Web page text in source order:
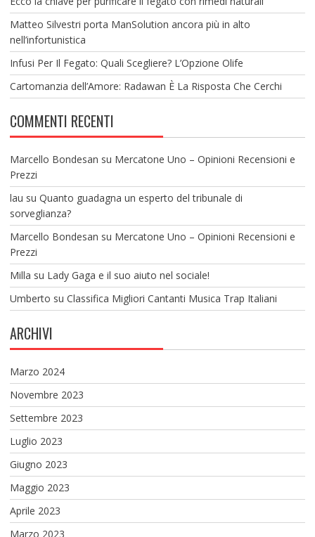
Matteo Silvestri porta ManSolution ancora più in alto
nell’infortunistica
Infusi Per Il Fegato: Quali Scegliere? L’Opzione Olife
Cartomanzia dell’Amore: Radawan È La Risposta Che Cerchi
COMMENTI RECENTI
Marcello Bondesan su Mercatone Uno – Opinioni Recensioni e
Prezzi
lau su Quanto guadagna un esperto del tribunale di
sorveglianza?
Marcello Bondesan su Mercatone Uno – Opinioni Recensioni e
Prezzi
Milla su Lady Gaga e il suo aiuto nel sociale!
Umberto su Classifica Migliori Cantanti Musica Trap Italiani
ARCHIVI
Marzo 2024
Novembre 2023
Settembre 2023
Luglio 2023
Giugno 2023
Maggio 2023
Aprile 2023
Marzo 2023